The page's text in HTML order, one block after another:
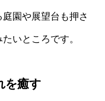
園や展望台も押さ
いところです。
を癒す